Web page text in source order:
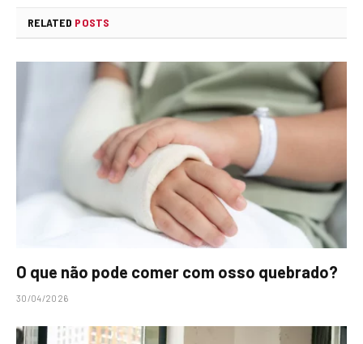
RELATED POSTS
O que não pode comer com osso quebrado?
30/04/2026